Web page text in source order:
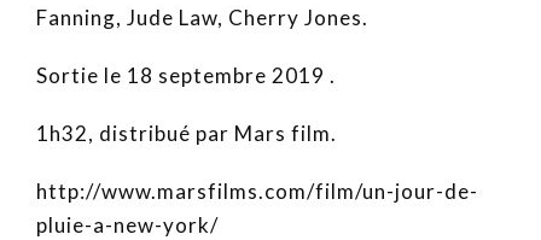
Fanning, Jude Law, Cherry Jones.
Sortie le 18 septembre 2019 .
1h32, distribué par Mars film.
http://www.marsfilms.com/film/un-jour-de-
pluie-a-new-york/